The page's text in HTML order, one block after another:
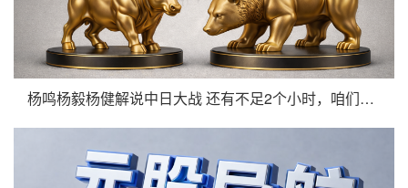
杨鸣杨毅杨健解说中日大战 还有不足2个小时，咱们中国男篮就将